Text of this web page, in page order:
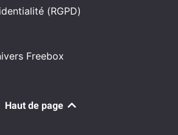
(RGPD)
Freebox
Haut de page